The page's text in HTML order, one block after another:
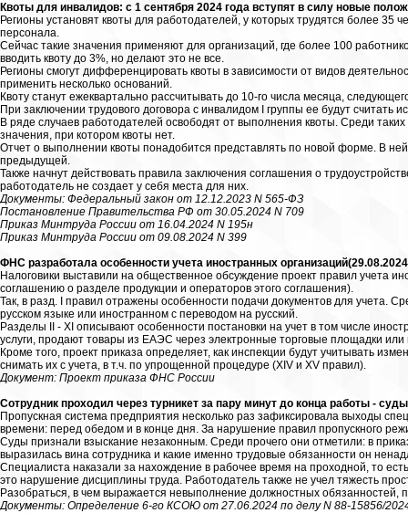
Квоты для инвалидов: с 1 сентября 2024 года вступят в силу новые
Регионы установят квоты для работодателей, у которых трудятся более 35
персонала.
Сейчас такие значения применяют для организаций, где более 100
вводить квоту до 3%, но делают это не все.
Регионы смогут дифференцировать квоты в зависимости от видов
применить несколько оснований.
Квоту станут ежеквартально рассчитывать до 10-го числа месяца,
При заключении трудового договора с инвалидом I группы ее будут считать
В ряде случаев работодателей освободят от выполнения квоты. Среди
значения, при котором квоты нет.
Отчет о выполнении квоты понадобится представлять по новой форме. В
предыдущей.
Также начнут действовать правила заключения соглашения о
работодатель не создает у себя места для них.
Документы: Федеральный закон от 12.12.2023 N 565-ФЗ
Постановление Правительства РФ от 30.05.2024 N 709
Приказ Минтруда России от 16.04.2024 N 195н
Приказ Минтруда России от 09.08.2024 N 399
ФНС разработала особенности учета иностранных
Налоговики выставили на общественное обсуждение проект правил учета
соглашению о разделе продукции и операторов этого соглашения).
Так, в разд. I правил отражены особенности подачи документов для учета.
русском языке или иностранном с переводом на русский.
Разделы II - XI описывают особенности постановки на учет в том числе
услуги, продают товары из ЕАЭС через электронные торговые площадки
Кроме того, проект приказа определяет, как инспекции будут учитывать
снимать их с учета, в т.ч. по упрощенной процедуре (XIV и XV правил).
Документ: Проект приказа ФНС России
Сотрудник проходил через турникет за пару минут до конца работы -
Пропускная система предприятия несколько раз зафиксировала выходы
времени: перед обедом и в конце дня. За нарушение правил пропускного
Суды признали взыскание незаконным. Среди прочего они отметили: в
выразилась вина сотрудника и какие именно трудовые обязанности он
Специалиста наказали за нахождение в рабочее время на проходной, то
это нарушение дисциплины труда. Работодатель также не учел тяжесть
Разобраться, в чем выражается невыполнение должностных обязанностей,
Документы: Определение 6-го КСОЮ от 27.06.2024 по делу N 88-15856/